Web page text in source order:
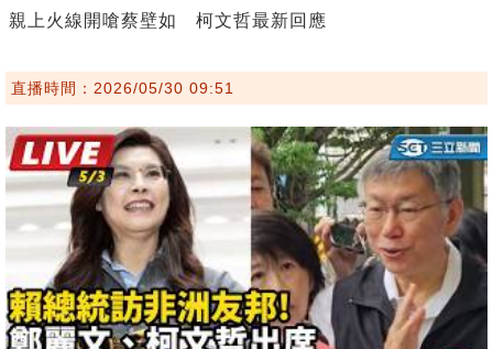
親上火線開嗆蔡壁如 柯文哲最新回應
直播時間：2026/05/30 09:51